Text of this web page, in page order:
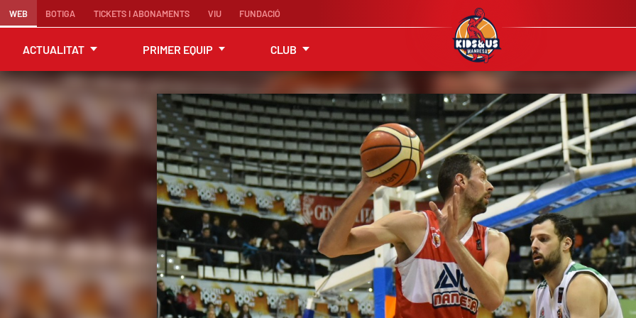
WEB BOTIGA TICKETS I ABONAMENTS VIU FUNDACIÓ
ACTUALITAT PRIMER EQUIP CLUB